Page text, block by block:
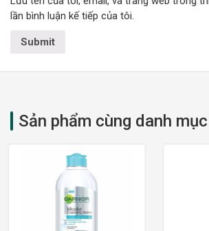
lần bình luận kế tiếp của tôi.
Sản phẩm cùng danh mục